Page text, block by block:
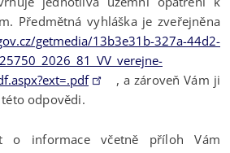
Předmětná vyhláška je zveřejněna
getmedia/13b3e31b-327a-44d2-
, a zároveň Vám ji
odpovědi.
o informace včetně příloh Vám